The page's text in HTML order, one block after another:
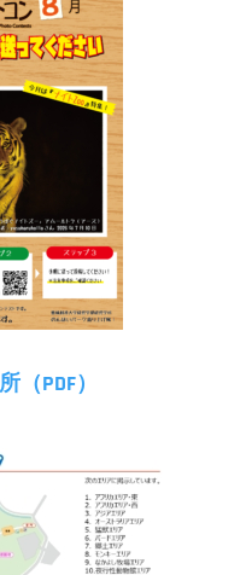
PDF）